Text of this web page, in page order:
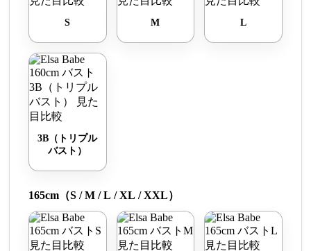
S M L
3B（トリプル
バスト）
165cm（S / M / L / XL / XXL）